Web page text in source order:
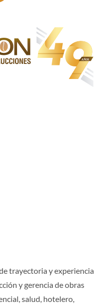
trayectoria y experiencia
y gerencia de obras
salud, hotelero,